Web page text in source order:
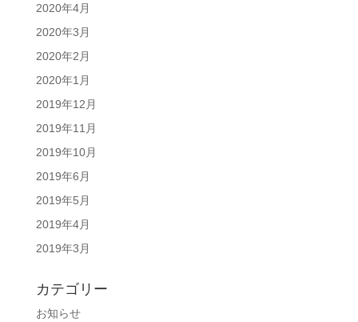
2020年4月
2020年3月
2020年2月
2020年1月
2019年12月
2019年11月
2019年10月
2019年6月
2019年5月
2019年4月
2019年3月
カテゴリー
お知らせ